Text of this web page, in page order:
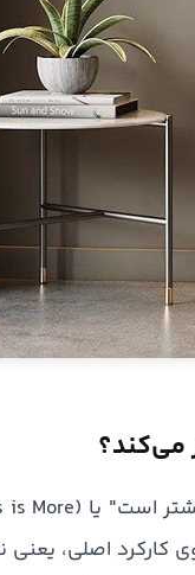
می‌کند؟
کارکرد اصلی،